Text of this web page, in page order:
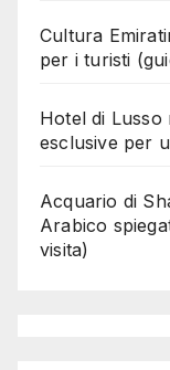
Cultura
per i turisti
Hotel di Lusso
esclusive per
Acquario di
Arabico
visita)